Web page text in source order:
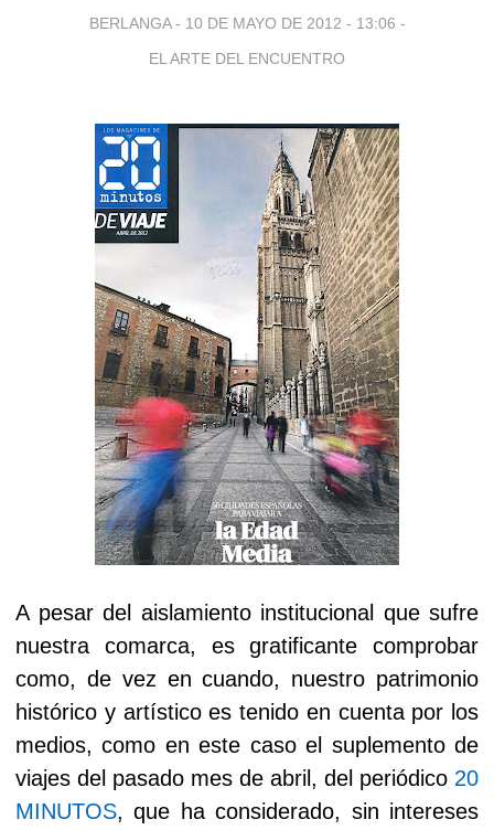
BERLANGA - 10 DE MAYO DE 2012 - 13:06 -
EL ARTE DEL ENCUENTRO
A pesar del aislamiento institucional que sufre
nuestra comarca, es gratificante comprobar
como, de vez en cuando, nuestro patrimonio
histórico y artístico es tenido en cuenta por los
medios, como en este caso el suplemento de
viajes del pasado mes de abril, del periódico 20
MINUTOS, que ha considerado, sin intereses